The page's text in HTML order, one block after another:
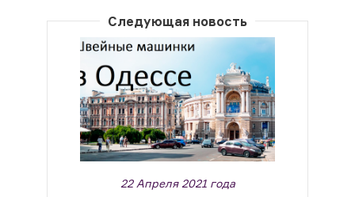
Следующая новость
22 Апреля 2021 года